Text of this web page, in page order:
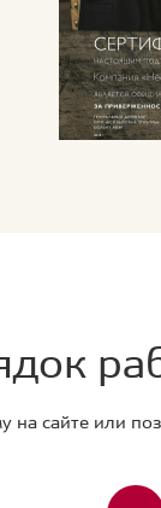
сайте или